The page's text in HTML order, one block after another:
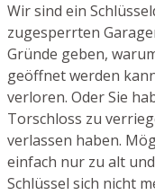
Wir sind ein
zugesperrten
Gründe geben,
geöffnet werden
verloren. Oder Sie
Torschloss zu
verlassen haben.
einfach nur zu alt
Schlüssel sich nicht